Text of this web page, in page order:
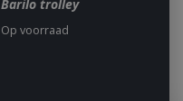
Barilo trolley
Op voorraad